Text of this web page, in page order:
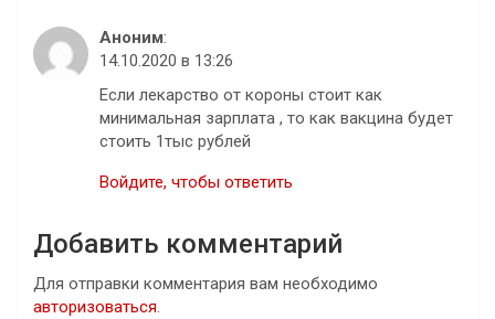
Аноним:
14.10.2020 в 13:26
Если лекарство от короны стоит как
минимальная зарплата , то как вакцина будет
стоить 1тыс рублей
Войдите, чтобы ответить
Добавить комментарий
Для отправки комментария вам необходимо
авторизоваться.